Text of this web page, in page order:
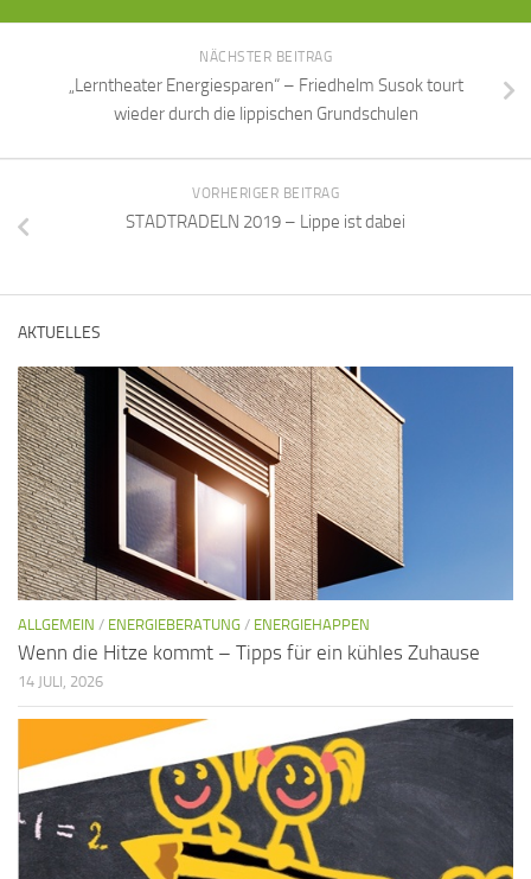
NÄCHSTER BEITRAG
„Lerntheater Energiesparen“ – Friedhelm Susok tourt
wieder durch die lippischen Grundschulen
VORHERIGER BEITRAG
STADTRADELN 2019 – Lippe ist dabei
AKTUELLES
ALLGEMEIN / ENERGIEBERATUNG / ENERGIEHAPPEN
Wenn die Hitze kommt – Tipps für ein kühles Zuhause
14 JULI, 2026